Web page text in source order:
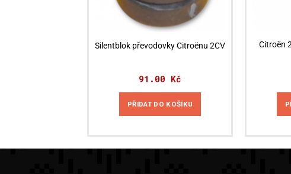
Silentblok převodovky Citroënu 2CV
91.00 Kč
PŘIDAT DO KOŠÍKU
Citroën